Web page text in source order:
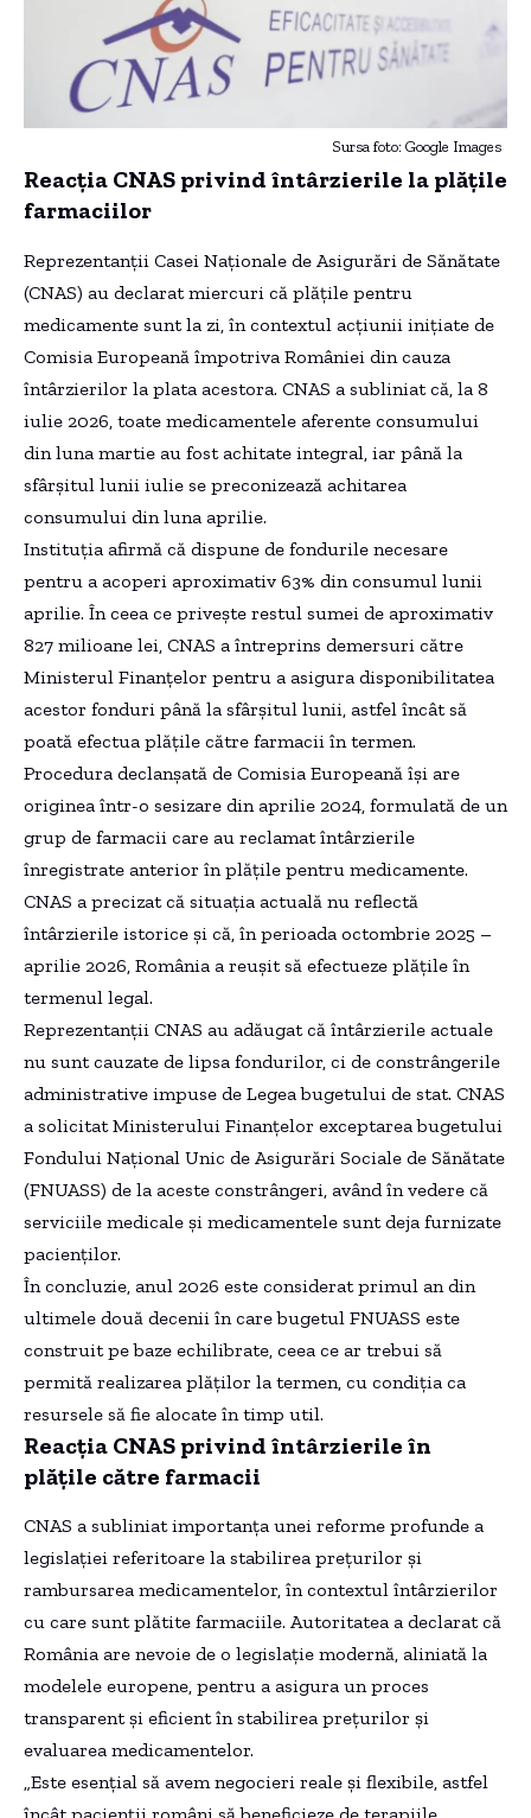
Sursa foto: Google Images
Reacția CNAS privind întârzierile la plățile
farmaciilor
Reprezentanții Casei Naționale de Asigurări de Sănătate
(CNAS) au declarat miercuri că plățile pentru
medicamente sunt la zi, în contextul acțiunii inițiate de
Comisia Europeană împotriva României din cauza
întârzierilor la plata acestora. CNAS a subliniat că, la 8
iulie 2026, toate medicamentele aferente consumului
din luna martie au fost achitate integral, iar până la
sfârșitul lunii iulie se preconizează achitarea
consumului din luna aprilie.
Instituția afirmă că dispune de fondurile necesare
pentru a acoperi aproximativ 63% din consumul lunii
aprilie. În ceea ce privește restul sumei de aproximativ
827 milioane lei, CNAS a întreprins demersuri către
Ministerul Finanțelor pentru a asigura disponibilitatea
acestor fonduri până la sfârșitul lunii, astfel încât să
poată efectua plățile către farmacii în termen.
Procedura declanșată de Comisia Europeană își are
originea într-o sesizare din aprilie 2024, formulată de un
grup de farmacii care au reclamat întârzierile
înregistrate anterior în plățile pentru medicamente.
CNAS a precizat că situația actuală nu reflectă
întârzierile istorice și că, în perioada octombrie 2025 –
aprilie 2026, România a reușit să efectueze plățile în
termenul legal.
Reprezentanții CNAS au adăugat că întârzierile actuale
nu sunt cauzate de lipsa fondurilor, ci de constrângerile
administrative impuse de Legea bugetului de stat. CNAS
a solicitat Ministerului Finanțelor exceptarea bugetului
Fondului Național Unic de Asigurări Sociale de Sănătate
(FNUASS) de la aceste constrângeri, având în vedere că
serviciile medicale și medicamentele sunt deja furnizate
pacienților.
În concluzie, anul 2026 este considerat primul an din
ultimele două decenii în care bugetul FNUASS este
construit pe baze echilibrate, ceea ce ar trebui să
permită realizarea plăților la termen, cu condiția ca
resursele să fie alocate în timp util.
Reacția CNAS privind întârzierile în
plățile către farmacii
CNAS a subliniat importanța unei reforme profunde a
legislației referitoare la stabilirea prețurilor și
rambursarea medicamentelor, în contextul întârzierilor
cu care sunt plătite farmaciile. Autoritatea a declarat că
România are nevoie de o legislație modernă, aliniată la
modelele europene, pentru a asigura un proces
transparent și eficient în stabilirea prețurilor și
evaluarea medicamentelor.
„Este esențial să avem negocieri reale și flexibile, astfel